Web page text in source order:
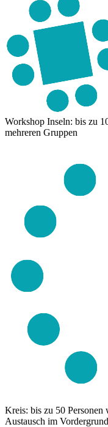
Workshop Inseln: bis zu
mehreren Gruppen
Kreis: bis zu 50 Personen
Austausch im